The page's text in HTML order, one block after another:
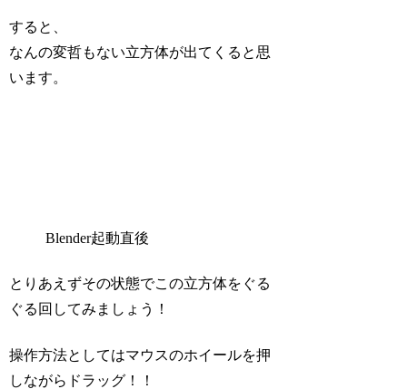
すると、
なんの変哲もない立方体が出てくると思
います。
Blender起動直後
とりあえずその状態でこの立方体をぐる
ぐる回してみましょう！
操作方法としてはマウスのホイールを押
しながらドラッグ！！